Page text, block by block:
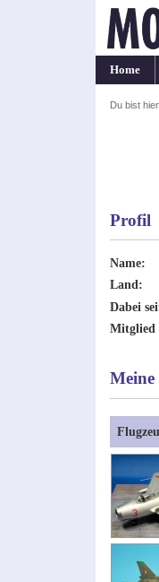
Home
Du bist
Profil
Name:
Land:
Dabei
Mitglied
Meine